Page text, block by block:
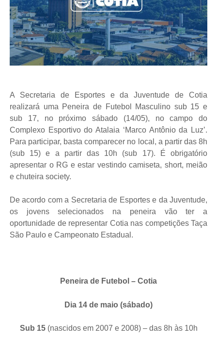
A Secretaria de Esportes e da Juventude de Cotia
realizará uma Peneira de Futebol Masculino sub 15 e
sub 17, no próximo sábado (14/05), no campo do
Complexo Esportivo do Atalaia ‘Marco Antônio da Luz’.
Para participar, basta comparecer no local, a partir das 8h
(sub 15) e a partir das 10h (sub 17). É obrigatório
apresentar o RG e estar vestindo camiseta, short, meião
e chuteira society.
De acordo com a Secretaria de Esportes e da Juventude,
os jovens selecionados na peneira vão ter a
oportunidade de representar Cotia nas competições Taça
São Paulo e Campeonato Estadual.
Peneira de Futebol – Cotia
Dia 14 de maio (sábado)
Sub 15(nascidos em 2007 e 2008) – das 8h às 10h